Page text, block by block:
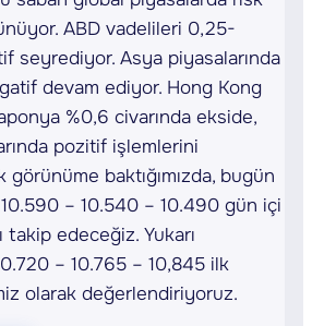
ABD vadelileri 0,25-
seyrediyor. Asya piyasalarında
devam ediyor. Hong Kong
%0,6 civarında ekside,
pozitif işlemlerini
baktığımızda, bugün
– 10.540 – 10.490 gün içi
takip edeceğiz. Yukarı
– 10.765 – 10,845 ilk
olarak değerlendiriyoruz.